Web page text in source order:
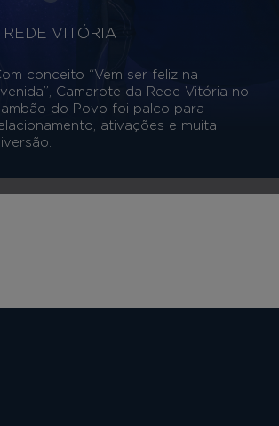
REDE VITÓRIA
conceito “Vem ser feliz na
Camarote da Rede Vitória no
do Povo foi palco para
ativações e muita